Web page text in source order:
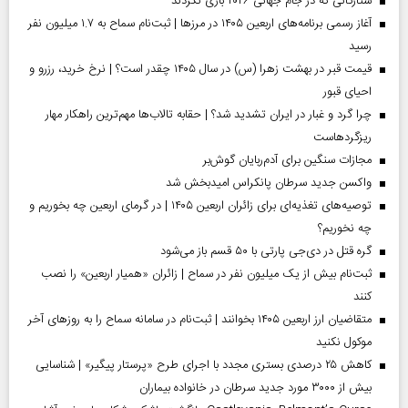
آغاز رسمی برنامه‌های اربعین ۱۴۰۵ در مرز‌ها | ثبت‌نام سماح به ۱.۷ میلیون نفر
رسید
قیمت قبر در بهشت زهرا (س) در سال ۱۴۰۵ چقدر است؟ | نرخ خرید، رزرو و
احیای قبور
چرا گرد و غبار در ایران تشدید شد؟ | حقابه تالاب‌ها مهم‌ترین راهکار مهار
ریزگردهاست
مجازات سنگین برای آدم‌ربایان گوش‌بر
واکسن جدید سرطان پانکراس امیدبخش شد
توصیه‌های تغذیه‌ای برای زائران اربعین ۱۴۰۵ | در گرمای اربعین چه بخوریم و
چه نخوریم؟
گره قتل در دی‌جی پارتی با ۵۰ قسم باز می‌شود
ثبت‌نام بیش از یک میلیون نفر در سماح | زائران «همیار اربعین» را نصب
کنند
متقاضیان ارز اربعین ۱۴۰۵ بخوانند | ثبت‌نام در سامانه سماح را به روز‌های آخر
موکول نکنید
کاهش ۲۵ درصدی بستری مجدد با اجرای طرح «پرستار پیگیر» | شناسایی
بیش از ۳۰۰۰ مورد جدید سرطان در خانواده بیماران